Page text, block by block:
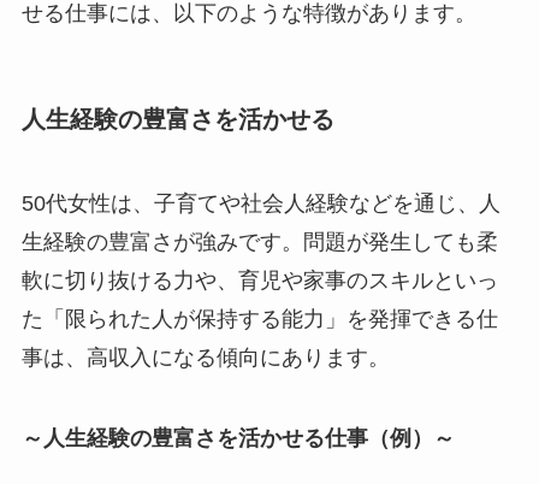
せる仕事には、以下のような特徴があります。
人生経験の豊富さを活かせる
50代女性は、子育てや社会人経験などを通じ、人
生経験の豊富さが強みです。問題が発生しても柔
軟に切り抜ける力や、育児や家事のスキルといっ
た「限られた人が保持する能力」を発揮できる仕
事は、高収入になる傾向にあります。
～人生経験の豊富さを活かせる仕事（例） ～